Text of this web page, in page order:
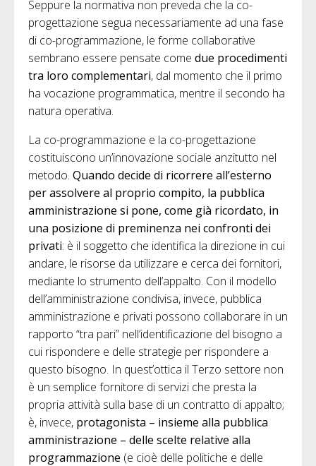
Seppure la normativa non preveda che la co-
progettazione segua necessariamente ad una fase
di co-programmazione, le forme collaborative
sembrano essere pensate come due procedimenti
tra loro complementari, dal momento che il primo
ha vocazione programmatica, mentre il secondo ha
natura operativa.
La co-programmazione e la co-progettazione
costituiscono un’innovazione sociale anzitutto nel
metodo. Quando decide di ricorrere all’esterno
per assolvere al proprio compito, la pubblica
amministrazione si pone, come già ricordato, in
una posizione di preminenza nei confronti dei
privati: è il soggetto che identifica la direzione in cui
andare, le risorse da utilizzare e cerca dei fornitori,
mediante lo strumento dell’appalto. Con il modello
dell’amministrazione condivisa, invece, pubblica
amministrazione e privati possono collaborare in un
rapporto “tra pari” nell’identificazione del bisogno a
cui rispondere e delle strategie per rispondere a
questo bisogno. In quest’ottica il Terzo settore non
è un semplice fornitore di servizi che presta la
propria attività sulla base di un contratto di appalto;
è, invece, protagonista – insieme alla pubblica
amministrazione – delle scelte relative alla
programmazione (e cioè delle politiche e delle